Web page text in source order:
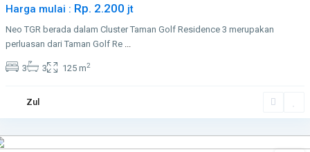
Harga mulai : Rp. 2.200 jt
Neo TGR berada dalam Cluster Taman Golf Residence 3 merupakan
perluasan dari Taman Golf Re
3 3 125 m2
Zul